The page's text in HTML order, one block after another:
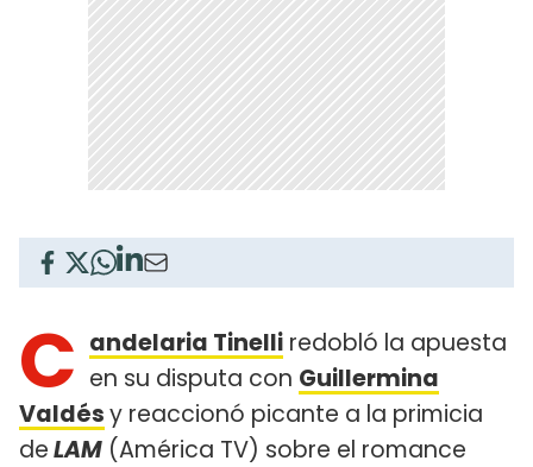
C andelaria Tinelli redobló la apuesta
en su disputa con Guillermina
Valdésy reaccionó picante a la primicia
deLAM (América TV) sobre el romance